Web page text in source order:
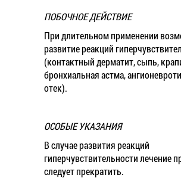
ПОБОЧНОЕ ДЕЙСТВИЕ
При длительном применении
развитие реакций
(контактный дерматит, сыпь,
бронхиальная астма,
отек).
ОСОБЫЕ УКАЗАНИЯ
В случае развития реакций
гиперчувствительности лечение
следует прекратить.